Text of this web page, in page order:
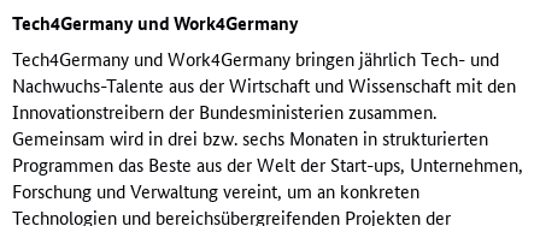
Tech4Germany und Work4Germany
Tech4Germany und Work4Germany bringen jährlich Tech- und
Nachwuchs-Talente aus der Wirtschaft und Wissenschaft mit den
Innovationstreibern der Bundesministerien zusammen.
Gemeinsam wird in drei bzw. sechs Monaten in strukturierten
Programmen das Beste aus der Welt der Start-ups, Unternehmen,
Forschung und Verwaltung vereint, um an konkreten
Technologien und bereichsübergreifenden Projekten der